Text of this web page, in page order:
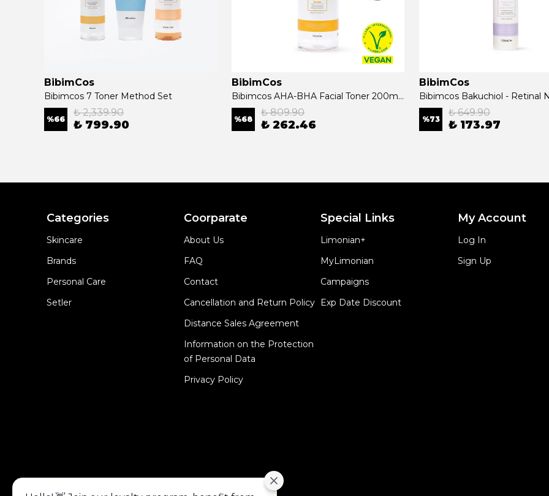
BibimCos
Bibimcos 7 Toner Method Set
%66
₺ 2,339.90
₺ 799.90
BibimCos
Bibimcos AHA-BHA Facial Toner 200ml New Version
%68
₺ 809.90
₺ 262.46
BibimCos
%73
₺ 649.90
₺ 173.97
Categories
Skincare
Brands
Personal Care
Setler
Coorparate
About Us
FAQ
Contact
Cancellation and Return Policy
Distance Sales Agreement
Information on the Protection
of Personal Data
Privacy Policy
Special Links
Limonian+
MyLimonian
Campaigns
Exp Date Discount
My Account
Log In
Sign Up